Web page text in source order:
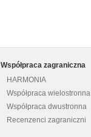
Współpraca zagraniczna
HARMONIA
Współpraca wielostronna
Współpraca dwustronna
Recenzenci zagraniczni